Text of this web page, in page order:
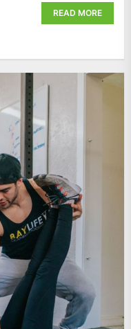
READ MORE